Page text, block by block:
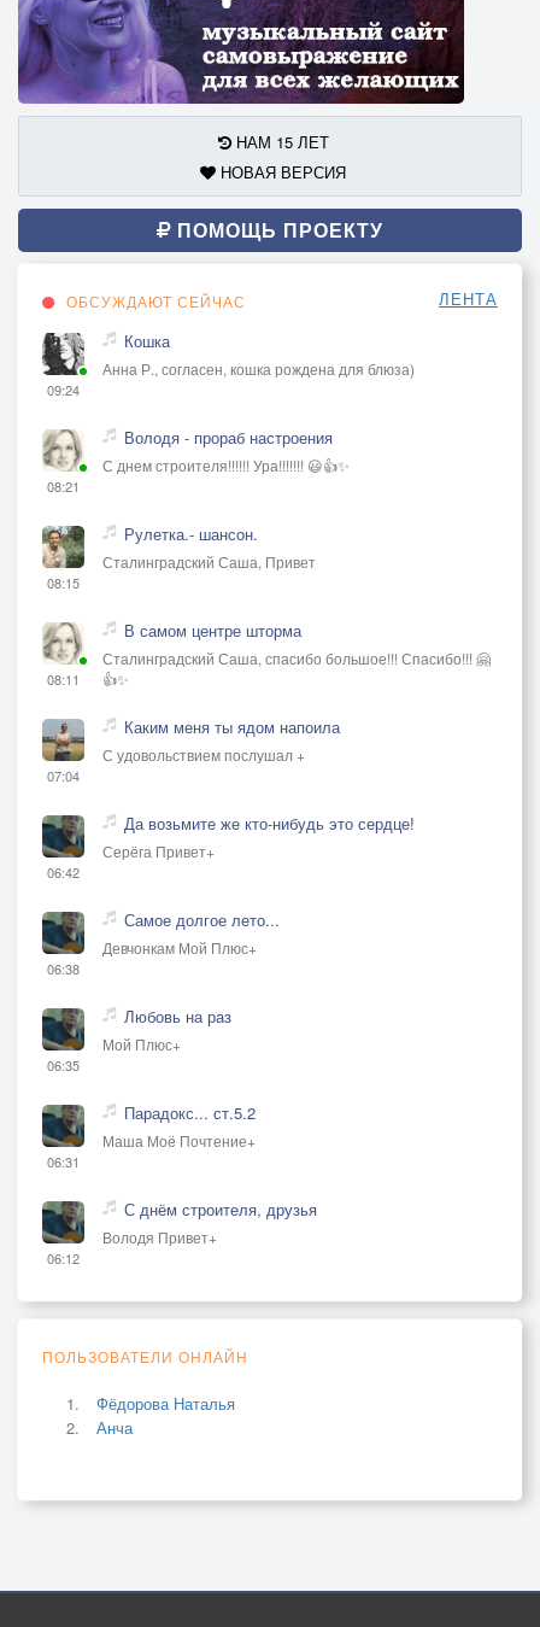
НАМ 15 ЛЕТ
НОВАЯ ВЕРСИЯ
ПОМОЩЬ ПРОЕКТУ
ОБСУЖДАЮТ СЕЙЧАС ЛЕНТА
09:24
Кошка
Анна Р., согласен, кошка рождена для блюза)
08:21
Володя - прораб настроения
С днем строителя!!!!!! Ура!!!!!!! 😃👍✨
08:15
Рулетка.- шансон.
Сталинградский Саша, Привет
08:11
В самом центре шторма
Сталинградский Саша, спасибо большое!!! Спасибо!!! 🤗
👍✨
07:04
Каким меня ты ядом напоила
С удовольствием послушал +
06:42
Да возьмите же кто-нибудь это сердце!
Серёга Привет+
06:38
Самое долгое лето...
Девчонкам Мой Плюс+
06:35
Любовь на раз
Мой Плюс+
06:31
Парадокс... ст.5.2
Маша Моё Почтение+
06:12
С днём строителя, друзья
Володя Привет+
ПОЛЬЗОВАТЕЛИ ОНЛАЙН
Фёдорова Наталья
Анча